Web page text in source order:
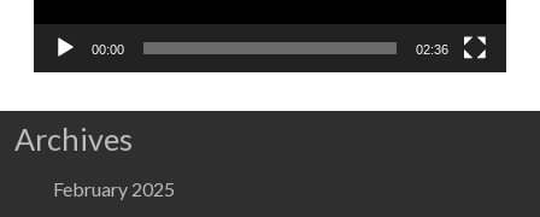
00:00 02:36
Archives
February 2025